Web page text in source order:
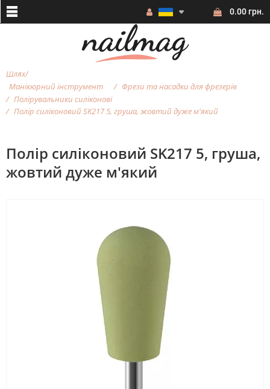
0.00 грн.
Шлях
Манікюрний інструмент
Фрези та насадки для фрезерiв
Полірувальники силіконові
Полір силіконовий SK217 5, груша, жовтий дуже м'який
Полір силіконовий SK217 5, груша,
жовтий дуже м'який